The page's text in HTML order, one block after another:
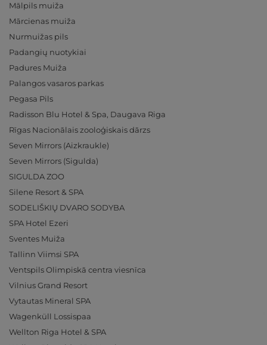
Mālpils muiža
Mārcienas muiža
Nurmuižas pils
Padangių nuotykiai
Padures Muiža
Palangos vasaros parkas
Pegasa Pils
Radisson Blu Hotel & Spa, Daugava Riga
Rīgas Nacionālais zooloģiskais dārzs
Seven Mirrors (Aizkraukle)
Seven Mirrors (Sigulda)
SIGULDA ZOO
Silene Resort & SPA
SODELIŠKIŲ DVARO SODYBA
SPA Hotel Ezeri
Sventes Muiža
Tallinn Viimsi SPA
Ventspils Olimpiskā centra viesnīca
Vilnius Grand Resort
Vytautas Mineral SPA
Wagenküll Lossispaa
Wellton Riga Hotel & SPA